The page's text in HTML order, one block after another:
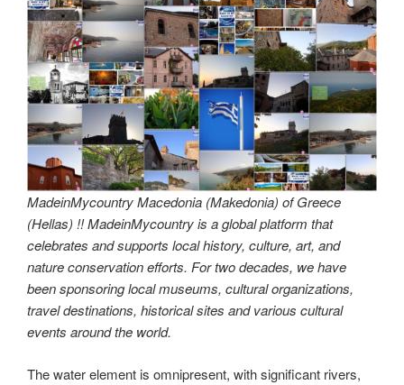
MadeinMycountry Macedonia (Makedonia) of Greece
(Hellas) !! MadeinMycountry is a global platform that
celebrates and supports local history, culture, art, and
nature conservation efforts. For two decades, we have
been sponsoring local museums, cultural organizations,
travel destinations, historical sites and various cultural
events around the world.
The water element is omnipresent, with significant rivers,